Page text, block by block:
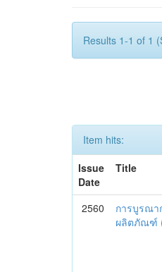
Results 1-1 of 1
Item hits:
Issue
Date
Title
2560
การบูรณา
ผลิตภัณฑ์